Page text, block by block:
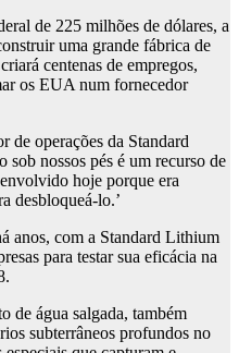
de 225 milhões de dólares, a
uma grande fábrica de
centenas de empregos,
os EUA num fornecedor
de operações da Standard
sob nossos pés é um recurso de
hoje porque era
desbloqueá-lo.’
anos, com a Standard Lithium
para testar sua eficácia na
de água salgada, também
subterrâneos profundos no